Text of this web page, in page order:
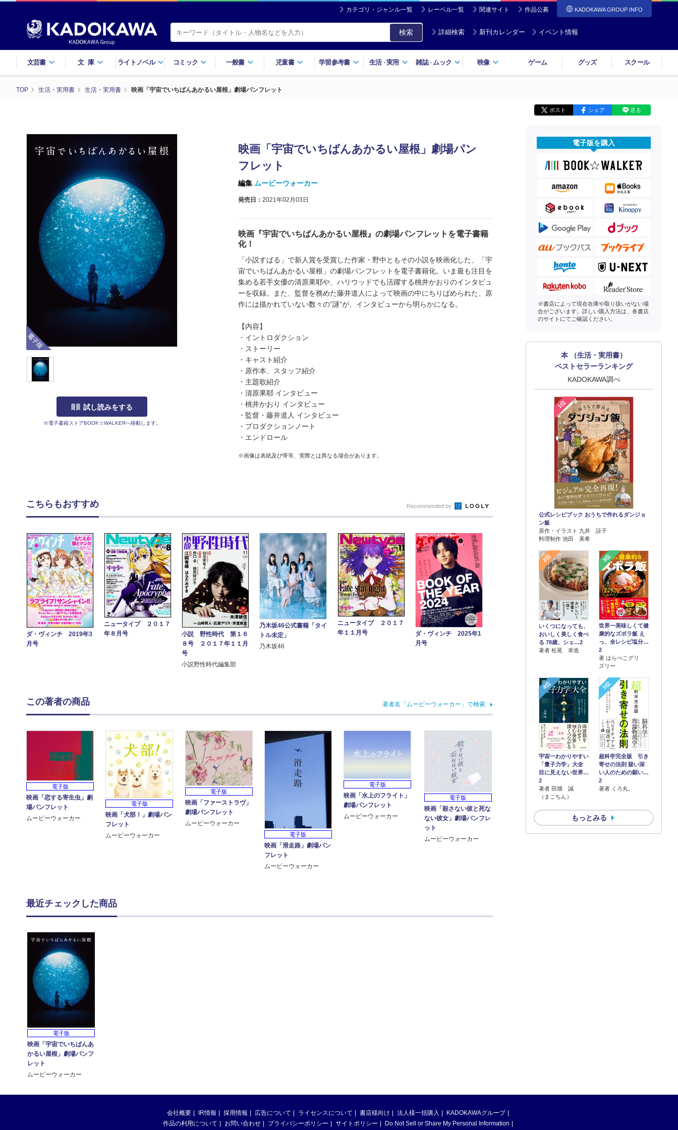
カテゴリ・ジャンル一覧 レーベル一覧 関連サイト 作品公募 KADOKAWA GROUP INFO
検索 詳細検索 新刊カレンダー イベント情報
文芸書 文庫 ライトノベル コミック 一般書 児童書 学習参考書 生活・実用 雑誌・ ムック 映像 ゲーム グッズ スクール
TOP 生活・実用書 生活・実用書 映画「宇宙でいちばんあかるい屋根」劇場パンフレット
ポスト シェア 送る
試し読みをする
※電子書籍ストアBOOK☆WALKERへ移動します。
映画「宇宙でいちばんあかるい屋根」劇場パン
フレット
編集 ムービーウォーカー
発売日： 2021年02月03日
映画『宇宙でいちばんあかるい屋根』の劇場パンフレットを電子書籍
化！
「小説すばる」で新人賞を受賞した作家・野中ともその小説を映画化した、「宇
宙でいちばんあかるい屋根」の劇場パンフレットを電子書籍化。いま最も注目を
集める若手女優の清原果耶や、ハリウッドでも活躍する桃井かおりのインタビュ
ーを収録。また、監督を務めた藤井道人によって映画の中にちりばめられた、原
作には描かれていない数々の”謎”が、インタビューから明らかになる。
【内容】
・イントロダクション
・ストーリー
・キャスト紹介
・原作本、スタッフ紹介
・主題歌紹介
・清原果耶 インタビュー
・桃井かおり インタビュー
・監督・藤井道人 インタビュー
・プロダクションノート
・エンドロール
※画像は表紙及び帯等、実際とは異なる場合があります。
電子版を購入
※書店によって現在在庫や取り扱いがない場
合がございます。詳しい購入方法は、各書店
のサイトにてご確認ください。
本 （生活・実用書）
ベストセラーランキング
KADOKAWA調べ
1位
公式レシピブック おうちで作れるダンジョ
ン飯
原作・イラスト 九井 諒子
料理制作 池田 美希
2位
いくつになっても、
おいしく美しく食べ
る 78歳、シェ…2
著者 松尾 幸造
3位
世界一美味しくて健
康的なズボラ飯 え
っ、全レシピ塩分…
2
著 はらぺこグリ
ズリー
4位
宇宙一わかりやすい
「量子力学」大全
目に見えない世界…
2
著者 田畑 誠
（まこちん）
5位
超科学完全版 引き
寄せの法則 疑い深
い人のための願い…
2
著者 くろ丸。
もっとみる
こちらもおすすめ Recommended by
ダ・ヴィンチ 2019年3
月号
ニュータイプ ２０１７
年８月号
小説 野性時代 第１６
８号 ２０１７年１１月
号
小説野性時代編集部
乃木坂46公式書籍「タイ
トル未定」
乃木坂46
ニュータイプ ２０１７
年１１月号
ダ・ヴィンチ 2025年1
月号
この著者の商品 著者名「ムービーウォーカー」で検索
電子版
映画「恋する寄生虫」劇
場パンフレット
ムービーウォーカー
電子版
映画「犬部！」劇場パン
フレット
ムービーウォーカー
電子版
映画「ファーストラヴ」
劇場パンフレット
ムービーウォーカー
電子版
映画「滑走路」劇場パン
フレット
ムービーウォーカー
電子版
映画「水上のフライト」
劇場パンフレット
ムービーウォーカー
電子版
映画「殺さない彼と死な
ない彼女」劇場パンフレ
ット
ムービーウォーカー
最近チェックした商品
電子版
映画「宇宙でいちばんあ
かるい屋根」劇場パンフ
レット
ムービーウォーカー
会社概要 IR情報 採用情報 広告について ライセンスについて 書店様向け 法人様一括購入
KADOKAWAグループ
作品の利用について
お問い合わせ プライバシーポリシー サイトポリシー Do Not Sell or Share My Personal Information